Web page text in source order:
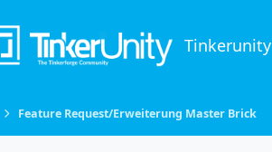
Tinkerunity
Feature Request/Erweiterung Master Brick